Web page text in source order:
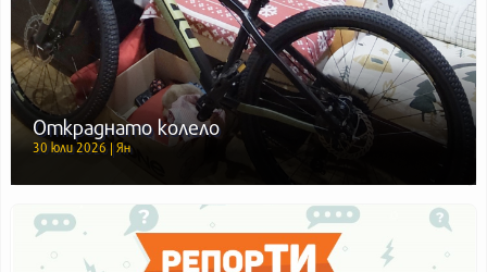
Откраднато колело
30 юли 2026 | Ян